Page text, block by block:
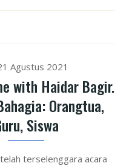
Agustus 2021
with Haidar Bagir.
Orangtua,
Siswa
terselenggara acara